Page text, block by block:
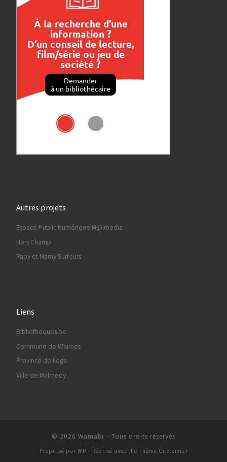
Autres projets
Espace Public Numérique M@lmedia
Hors Champ
Papy et Mamy Surfeurs
Liens
Bibliotheques.be
Commune de Waimes
Province de liège
Ville de Malmedy
© 2026 Wamabi – Tous droits réservés
Propulsé par WP – Réalisé avec the Thème Customizr